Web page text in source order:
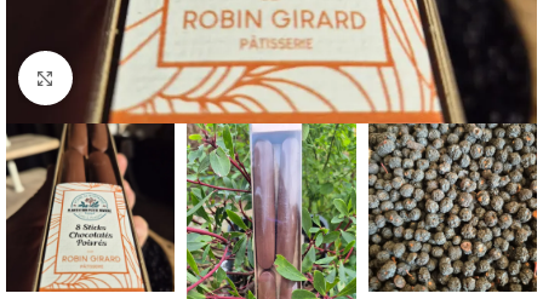
Cliquez pour agrandir